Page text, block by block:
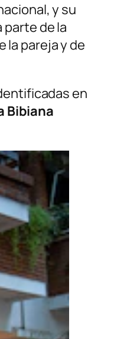
y su
parte de la
la pareja y de
en
Bibiana